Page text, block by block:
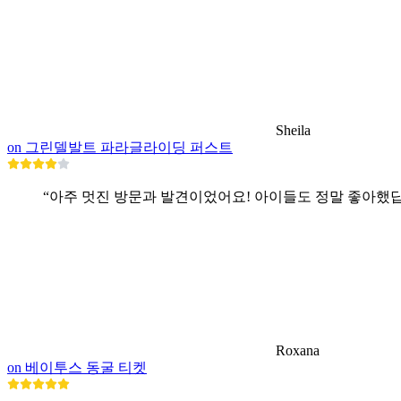
Sheila
on 그린델발트 파라글라이딩 퍼스트
“아주 멋진 방문과 발견이었어요! 아이들도 정말 좋아했
Roxana
on 베이투스 동굴 티켓